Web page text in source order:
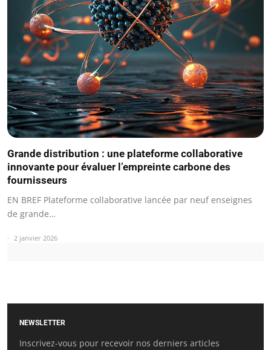
Grande distribution : une plateforme collaborative
innovante pour évaluer l’empreinte carbone des
fournisseurs
EN BREF Plateforme collaborative lancée par neuf enseignes
de grande…
2 janvier 2026
NEWSLETTER
Inscrivez-vous pour recevoir nos derniers articles